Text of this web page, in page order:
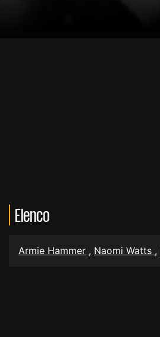
Elenco
Armie Hammer , Naomi Watts ,